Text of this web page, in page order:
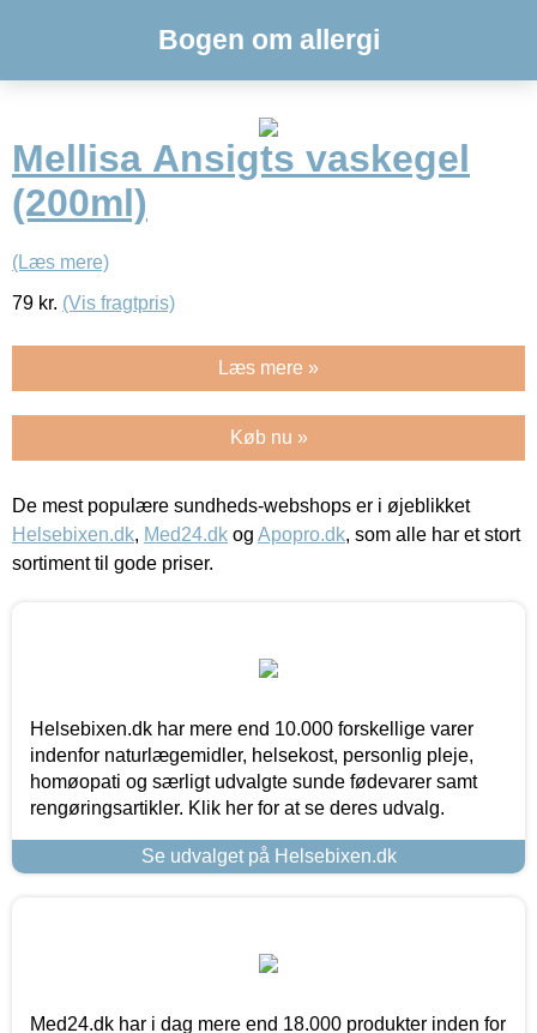
Bogen om allergi
Mellisa Ansigts vaskegel
(200ml)
(Læs mere)
79 kr. (Vis fragtpris)
Læs mere »
Køb nu »
De mest populære sundheds-webshops er i øjeblikket
Helsebixen.dk, Med24.dk og Apopro.dk, som alle har et stort
sortiment til gode priser.
Helsebixen.dk har mere end 10.000 forskellige varer
indenfor naturlægemidler, helsekost, personlig pleje,
homøopati og særligt udvalgte sunde fødevarer samt
rengøringsartikler. Klik her for at se deres udvalg.
Se udvalget på Helsebixen.dk
Med24.dk har i dag mere end 18.000 produkter inden for